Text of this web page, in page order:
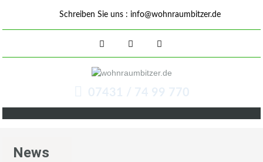
Schreiben Sie uns : info@wohnraumbitzer.de
07431 / 74 99 770
News